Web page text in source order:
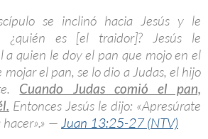
se inclinó hacia Jesús y le
¿quién es [el traidor]? Jesús le
a quien le doy el pan que mojo en el
mojar el pan, se lo dio a Judas, el hijo
Cuando Judas comió el pan,
Entonces Jesús le dijo: «Apresúrate
— Juan 13:25-27 (NTV)